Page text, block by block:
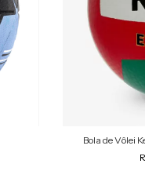
Bola de Vôlei